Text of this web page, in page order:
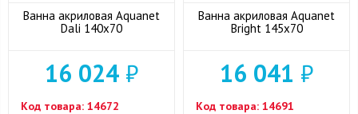
Ванна акриловая Aquanet
Dali 140x70
16 024 ₽
Код товара: 14672
Ванна акриловая Aquanet
Bright 145x70
16 041 ₽
Код товара: 14691